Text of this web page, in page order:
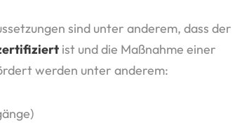
sind unter anderem, dass der
ist und die Maßnahme einer
werden unter anderem: